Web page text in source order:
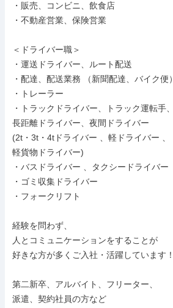
・販売、コンビニ、飲食店
・不動産営業、保険営業
＜ドライバー職＞
・運送ドライバー、ルート配送
・配達、配送業務 （新聞配達、バイク便）
・トレーラー
・トラックドライバー、トラック運転手、
長距離ドライバー、夜間ドライバー
(2t・3t・4tドライバー 、軽ドライバー 、
軽貨物ドライバー)
・バスドライバー 、タクシードライバー
・ゴミ収集ドライバー
・フォークリフト
経験を問わず、
人とコミュニケーションをすることが
好きな方が多くご入社・活躍しています！
第二新卒、アルバイト、フリーター、
派遣、契約社員の方など